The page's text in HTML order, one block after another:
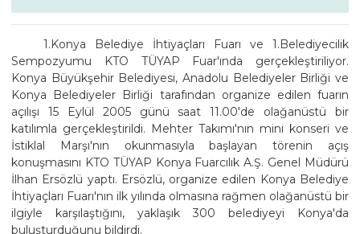
1.Konya Belediye İhtiyaçları Fuarı ve 1.Belediyecilik
Sempozyumu KTO TÜYAP Fuar'ında gerçekleştiriliyor.
Konya Büyükşehir Belediyesi, Anadolu Belediyeler Birliği ve
Konya Belediyeler Birliği tarafından organize edilen fuarın
açılışı 15 Eylül 2005 günü saat 11.00'de olağanüstü bir
katılımla gerçekleştirildi. Mehter Takımı'nın mini konseri ve
İstiklal Marşı'nın okunmasıyla başlayan törenin açış
konuşmasını KTO TÜYAP Konya Fuarcılık A.Ş. Genel Müdürü
İlhan Ersözlü yaptı. Ersözlü, organize edilen Konya Belediye
İhtiyaçları Fuarı'nın ilk yılında olmasına rağmen olağanüstü bir
ilgiyle karşılaştığını, yaklaşık 300 belediyeyi Konya'da
buluşturduğunu bildirdi.